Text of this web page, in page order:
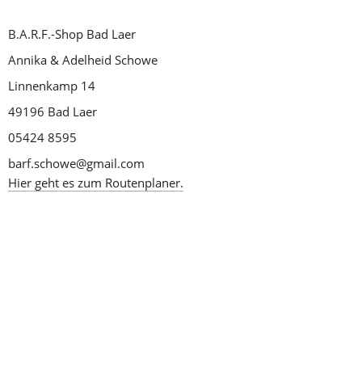
B.A.R.F.-Shop Bad Laer
Annika & Adelheid Schowe
Linnenkamp 14
49196 Bad Laer
05424 8595
barf.schowe@gmail.com
Hier geht es zum Routenplaner.